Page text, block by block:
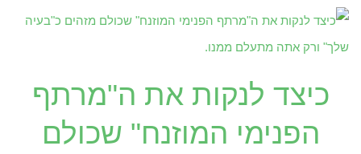
כיצד לנקות את ה"מרתף
הפנימי המוזנח" שכולם